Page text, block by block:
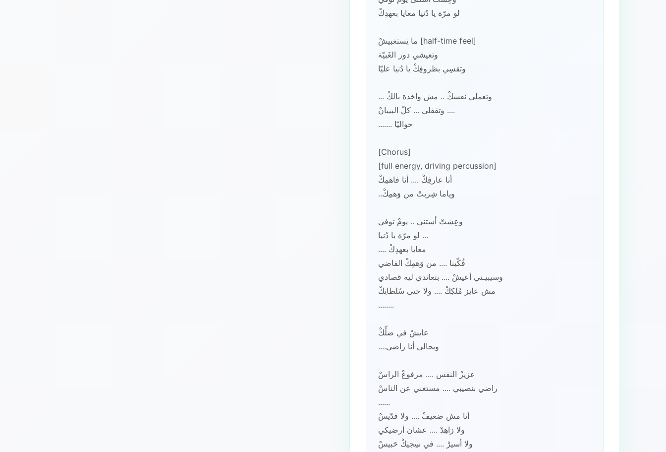
لو مرّة يا دُنيا معايا بعهدِكْ
ما تِستغبيشْ [half-time feel]
وتعيشي دور الغَبيّة
وتقسِي بظروفِكْ يا دُنيا عليّا
... وتعملي نفسكْ .. مش واخدة بالكْ
وتقفلي ... كلّ البيبانْ ....
....... حواليّا
[Chorus]
[full energy, driving percussion]
أنا عارفِكْ .... أنا فاهمِكْ
..وياما شِربتْ من وَهمِكْ
وعِشتْ أستنى .. يومْ توفي
لو مرّة يا دُنيا ...
.... معايا بعهدِكْ
فُكّينا .... من وَهمِكْ الفاضي
وسيبيـني أعيشْ .... بتعاندي ليه قصادي
مش عايز مُلكِكْ .... ولا حتى سُلطانِكْ
........
عايشْ في ضلِّكْ
....وبحالي أنا راضي
عزيزْ النفس .... مرفوعْ الراسْ
راضي بنصيبي .... مستغني عن الناسْ
......
أنا مش ضعيفْ .... ولا قدّيسْ
ولا زاهِدْ .... عشان أرضيكي
ولا أسيرْ .... في سِجنِكْ حَبيسْ